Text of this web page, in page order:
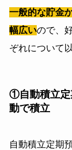
一般的な貯金
幅広いので、
ぞれについて
①自動積立定
動で積立
自動積立定期